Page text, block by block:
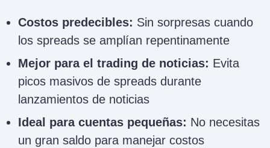
Costos predecibles: Sin sorpresas cuando
los spreads se amplían repentinamente
Mejor para el trading de noticias: Evita
picos masivos de spreads durante
lanzamientos de noticias
Ideal para cuentas pequeñas: No necesitas
un gran saldo para manejar costos